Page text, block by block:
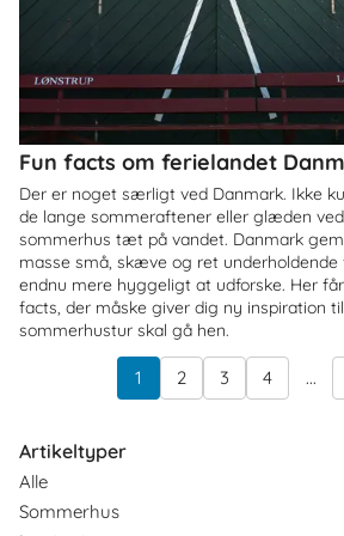
Fun facts om ferielandet
Der er noget særligt ved Danmark. Ikke
de lange sommeraftener eller glæden
sommerhus tæt på vandet. Danmark
masse små, skæve og ret
endnu mere hyggeligt at udforske. Her
facts, der måske giver dig ny inspiration
sommerhustur skal gå hen.
1 2 3 4 ...
Artikeltyper
Alle
Sommerhus